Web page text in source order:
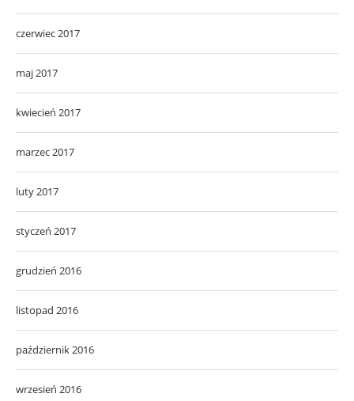
czerwiec 2017
maj 2017
kwiecień 2017
marzec 2017
luty 2017
styczeń 2017
grudzień 2016
listopad 2016
październik 2016
wrzesień 2016